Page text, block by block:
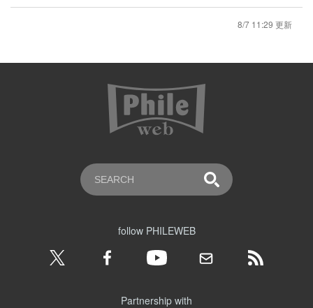
8/7 11:29 更新
follow PHILEWEB
Partnership with